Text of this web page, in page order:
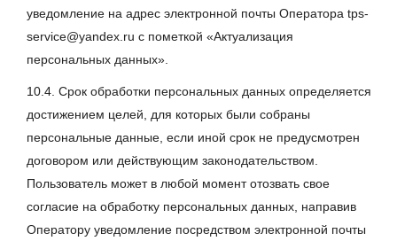
уведомление на адрес электронной почты Оператора tps-
service@yandex.ru с пометкой «Актуализация
персональных данных».
10.4. Срок обработки персональных данных определяется
достижением целей, для которых были собраны
персональные данные, если иной срок не предусмотрен
договором или действующим законодательством.
Пользователь может в любой момент отозвать свое
согласие на обработку персональных данных, направив
Оператору уведомление посредством электронной почты